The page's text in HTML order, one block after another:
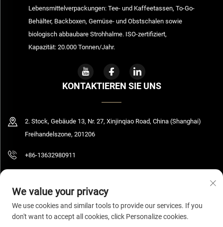
Lebensmittelverpackungen: Tee- und Kaffeetassen, To-Go-
Behälter, Backboxen, Gemüse- und Obstschalen sowie
biologisch abbaubare Strohhalme. ISO-zertifiziert,
Kapazität: 20.000 Tonnen/Jahr.
KONTAKTIEREN SIE UNS
2. Stock, Gebäude 13, Nr. 27, Xinjinqiao Road, China (Shanghai)
Freihandelszone, 201206
+86-13632980911
Urheberrecht © 2026 Shanghai Bolooming Technology Co., Ltd. Alle Rechte
We value your privacy
We use cookies and similar tools to provide our services. If you
don't want to accept all cookies, click Personalize cookies.